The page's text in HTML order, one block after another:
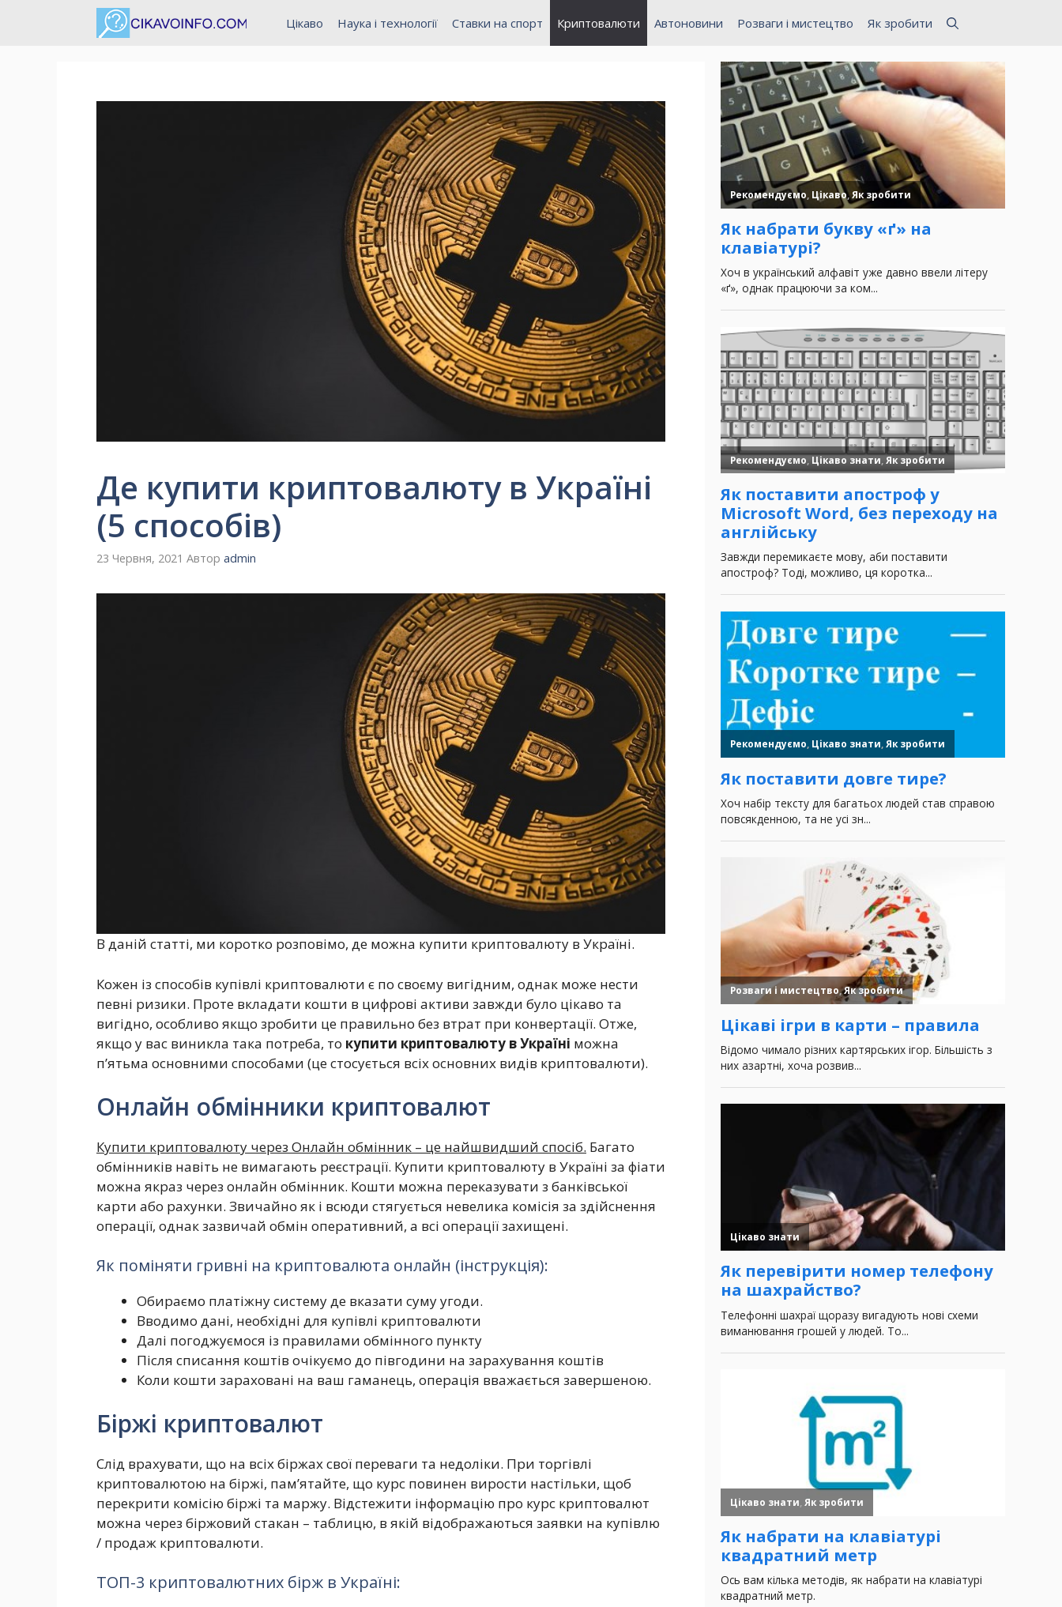
Цікаво Наука і технології Ставки на спорт Криптовалюти Автоновини Розваги і мистецтво Як зробити
Де купити криптовалюту в Україні
(5 способів)
23 Червня, 2021 Автор admin
В даній статті, ми коротко розповімо, де можна купити криптовалюту в Україні.
Кожен із способів купівлі криптовалюти є по своєму вигідним, однак може нести
певні ризики. Проте вкладати кошти в цифрові активи завжди було цікаво та
вигідно, особливо якщо зробити це правильно без втрат при конвертації. Отже,
якщо у вас виникла така потреба, то купити криптовалюту в Україні можна
п’ятьма основними способами (це стосується всіх основних видів криптовалюти).
Онлайн обмінники криптовалют
Купити криптовалюту через Онлайн обмінник – це найшвидший спосіб. Багато
обмінників навіть не вимагають реєстрації. Купити криптовалюту в Україні за фіати
можна якраз через онлайн обмінник. Кошти можна переказувати з банківської
карти або рахунки. Звичайно як і всюди стягується невелика комісія за здійснення
операції, однак зазвичай обмін оперативний, а всі операції захищені.
Як поміняти гривні на криптовалюта онлайн (інструкція):
Обираємо платіжну систему де вказати суму угоди.
Вводимо дані, необхідні для купівлі криптовалюти
Далі погоджуємося із правилами обмінного пункту
Після списання коштів очікуємо до півгодини на зарахування коштів
Коли кошти зараховані на ваш гаманець, операція вважається завершеною.
Біржі криптовалют
Слід врахувати, що на всіх біржах свої переваги та недоліки. При торгівлі
криптовалютою на біржі, пам’ятайте, що курс повинен вирости настільки, щоб
перекрити комісію біржі та маржу. Відстежити інформацію про курс криптовалют
можна через біржовий стакан – таблицю, в якій відображаються заявки на купівлю
/ продаж криптовалюти.
ТОП-3 криптовалютних бірж в Україні: